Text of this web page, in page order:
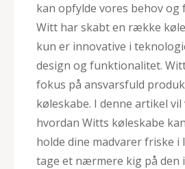
kan opfylde vores behov
Witt har skabt en række
kun er innovative i
design og funktionalitet.
fokus på ansvarsfuld
køleskabe. I denne artikel vil
hvordan Witts køleskabe
holde dine madvarer friske i
tage et nærmere kig på den